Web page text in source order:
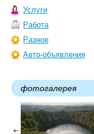
Услуги
Работа
Разное
Авто-объявления
фотогалерея